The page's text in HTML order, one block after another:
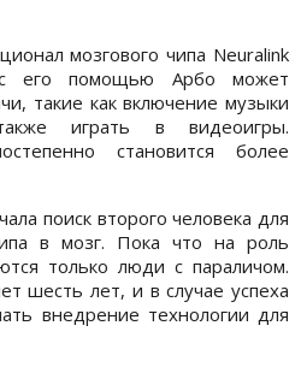
мозгового чипа Neuralink
с его помощью Арбо может
такие как включение музыки
играть в видеоигры.
становится более
поиск второго человека для
в мозг. Пока что на роль
только люди с параличом.
шесть лет, и в случае успеха
внедрение технологии для